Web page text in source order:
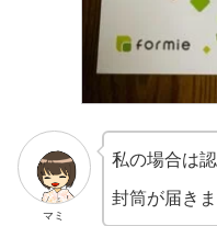
マミ
私の場合は
封筒が届き